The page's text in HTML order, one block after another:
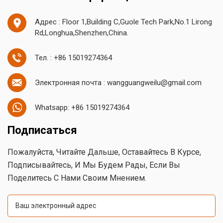
Адрес : Floor 1,Building C,Guole Tech Park,No.1 Lirong
Rd,Longhua,Shenzhen,China.
Тел. : +86 15019274364
Электронная почта : wangguangweilu@gmail.com
Whatsapp: +86 15019274364
Подписаться
Пожалуйста, Читайте Дальше, Оставайтесь В Курсе,
Подписывайтесь, И Мы Будем Рады, Если Вы
Поделитесь С Нами Своим Мнением.